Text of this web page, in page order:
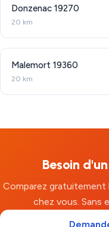
Donzenac 19270
20 km
Malemort 19360
20 km
Besoin
Comparez gratuitement
chez vous. Sans